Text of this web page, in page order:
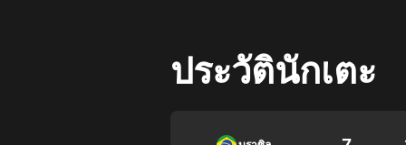
ประวัตินักเตะ